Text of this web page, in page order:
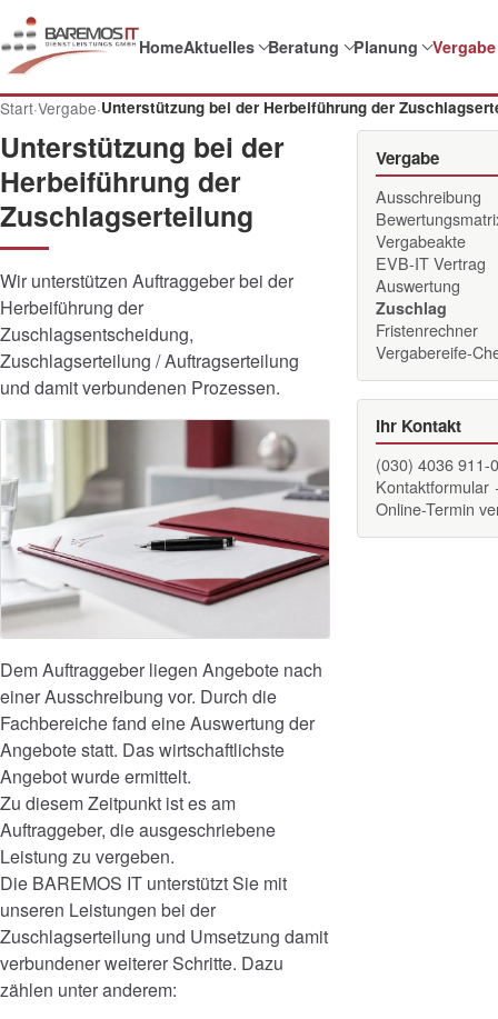
HomeAktuelles Beratung Planung Vergabe
Start·Vergabe·Unterstützung bei der Herbeiführung der
Unterstützung bei der
Herbeiführung der
Zuschlagserteilung
Wir unterstützen Auftraggeber bei der
Herbeiführung der
Zuschlagsentscheidung,
Zuschlagserteilung / Auftragserteilung
und damit verbundenen Prozessen.
Dem Auftraggeber liegen Angebote nach
einer Ausschreibung vor. Durch die
Fachbereiche fand eine Auswertung der
Angebote statt. Das wirtschaftlichste
Angebot wurde ermittelt.
Zu diesem Zeitpunkt ist es am
Auftraggeber, die ausgeschriebene
Leistung zu vergeben.
Die BAREMOS IT unterstützt Sie mit
unseren Leistungen bei der
Zuschlagserteilung und Umsetzung damit
verbundener weiterer Schritte. Dazu
zählen unter anderem:
Vergabe
Ausschreibung
Vergabeakte
EVB-IT Vertrag
Auswertung
Zuschlag
Fristenrechner
Vergabereife-
Ihr Kontakt
(030) 4036 911-
Online-Termin